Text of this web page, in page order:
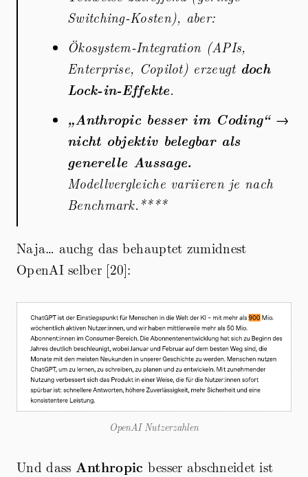
Switching-Kosten), aber:
Ökosystem-Integration (APIs,
Enterprise, Copilot) erzeugt doch
Lock-in-Effekte.
„Anthropic besser im Coding“→
nicht objektiv belegbar als
generelle Aussage.
Modellvergleiche variieren je nach
Benchmark.****
Naja… auchg das behauptet zumidnest
OpenAI selber [20]:
OpenAI Nutzerzahlen
Und dass Anthropic besser abschneidet ist